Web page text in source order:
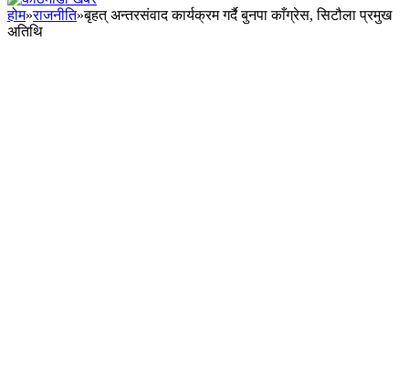
होम»राजनीति»बृहत् अन्तरसंवाद कार्यक्रम गर्दै बुनपा काँग्रेस, सिटौला प्रमुख
अतिथि